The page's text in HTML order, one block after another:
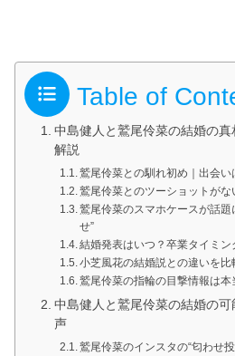
Table of
中島健人と鷲尾伶菜の結婚の
解説
鷲尾伶菜との馴れ初め｜出会い
鷲尾伶菜とのツーショットがな
鷲尾伶菜のスマホケースが話
せ”
結婚発表はいつ？卒業タイミン
小芝風花の結婚説との違いを比
鷲尾伶菜の指輪の目撃情報は本
中島健人と鷲尾伶菜の結婚の
声
鷲尾伶菜のインスタの“匂わせ